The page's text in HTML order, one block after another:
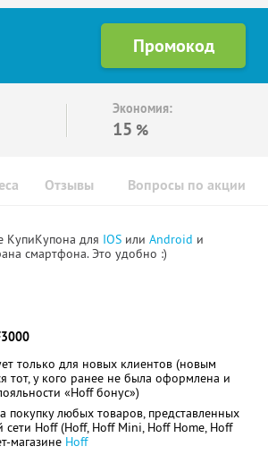
Экономия:
15 %
Отзывы Вопросы по акции
КупиКупона для IOS или Android и
смартфона. Это удобно :)
только для новых клиентов (новым
тот, у кого ранее не была оформлена и
«Hoff бонус»)
покупку любых товаров, представленных
сети Hoff (Hoff, Hoff Mini, Hoff Home, Hoff
магазине Hoff